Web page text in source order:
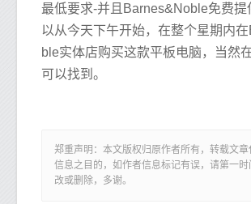
最低要求-并且Barnes&Noble免费提
以从今天下午开始，在整个星期内
ble实体店购买这款平板电脑，当然
可以找到。
郑重声明：本文版权归原作者所有，转载文章
信息之目的，如作者信息标记有误，请第一
改或删除，多谢。